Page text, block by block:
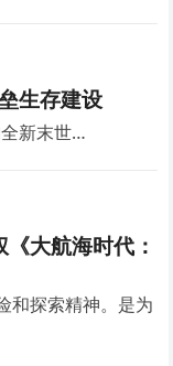
生存建设
新末世…
大航海时代：
和探索精神。是为